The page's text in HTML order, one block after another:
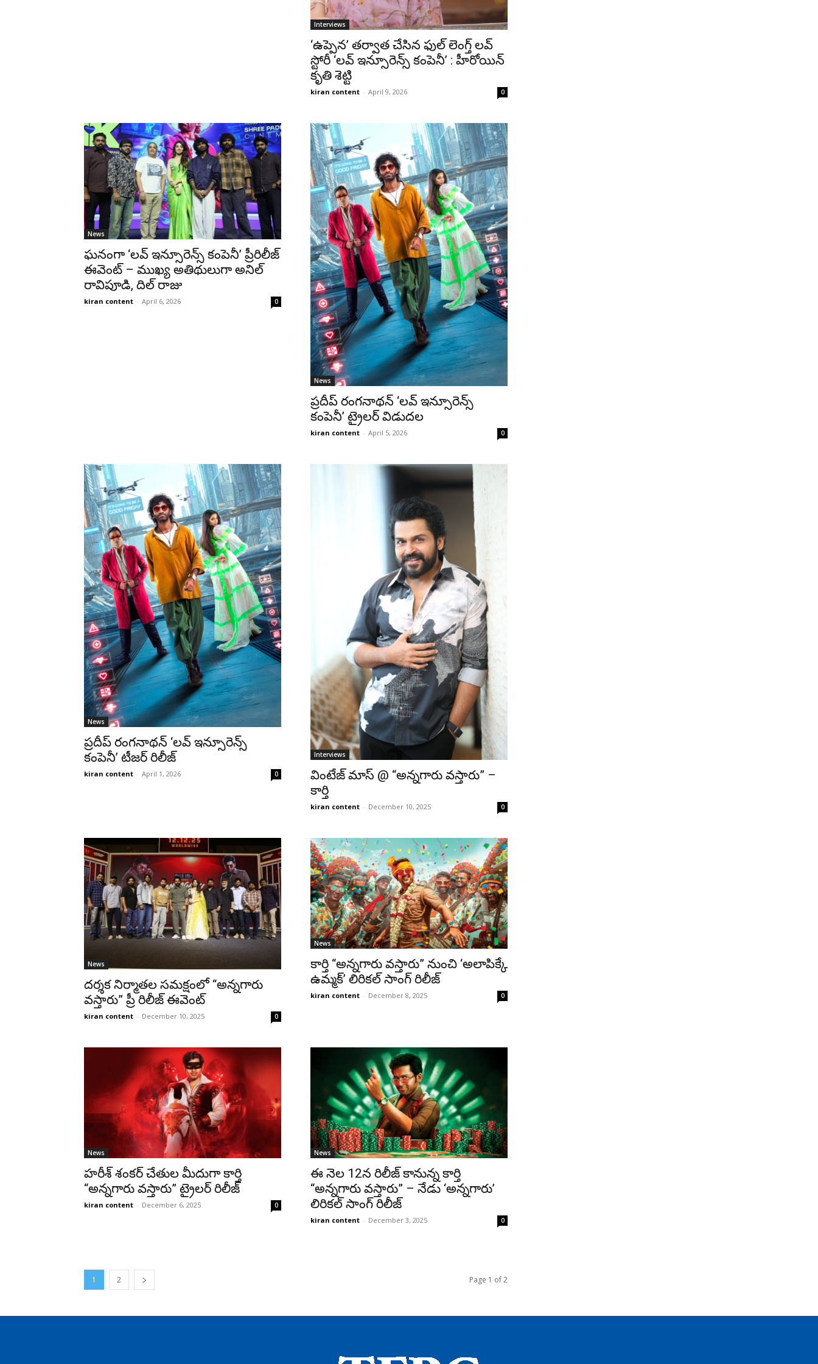
Interviews
‘ఉప్పెన’ తర్వాత చేసిన ఫుల్ లెంగ్త్ లవ్
స్టోరీ ‘లవ్ ఇన్సూరెన్స్ కంపెనీ’ : హీరోయిన్
కృతి శెట్టి
kiran content - April 9, 2026 0
News
ఘనంగా ‘లవ్ ఇన్సూరెన్స్ కంపెనీ’ ప్రీరిలీజ్
ఈవెంట్ – ముఖ్య అతిథులుగా అనిల్
రావిపూడి, దిల్ రాజు
kiran content - April 6, 2026 0
News
ప్రదీప్ రంగనాథన్ ‘లవ్ ఇన్సూరెన్స్
కంపెనీ’ ట్రైలర్ విడుదల
kiran content - April 5, 2026 0
News
ప్రదీప్ రంగనాథన్ ‘లవ్ ఇన్సూరెన్స్
కంపెనీ’ టీజర్ రిలీజ్
kiran content - April 1, 2026 0
Interviews
వింటేజ్ మాస్ @ “అన్నగారు వస్తారు” –
కార్తి
kiran content - December 10, 2025 0
News
దర్శక నిర్మాతల సమక్షంలో “అన్నగారు
వస్తారు” ప్రీ రిలీజ్ ఈవెంట్
kiran content - December 10, 2025 0
News
కార్తి “అన్నగారు వస్తారు” నుంచి ‘అలాపిక్కే
ఉమ్మక్’ లిరికల్ సాంగ్ రిలీజ్
kiran content - December 8, 2025 0
News
హరీశ్ శంకర్ చేతుల మీదుగా కార్తి
“అన్నగారు వస్తారు” ట్రైలర్ రిలీజ్
kiran content - December 6, 2025 0
News
ఈ నెల 12న రిలీజ్ కానున్న కార్తి
“అన్నగారు వస్తారు” – నేడు ‘అన్నగారు’
లిరికల్ సాంగ్ రిలీజ్
kiran content - December 3, 2025 0
1 2 Page 1 of 2